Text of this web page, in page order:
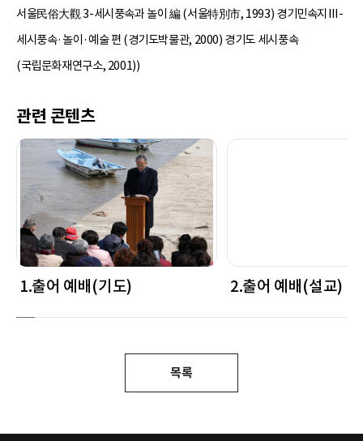
서울民俗大觀 3-세시풍속과 놀이 編 (서울特別市, 1993) 경기민속지Ⅲ-
세시풍속·놀이·예술 편 (경기도박물관, 2000) 경기도 세시풍속
(국립문화재연구소, 2001))
관련 콘텐츠
1.출어 예배(기도) 2.출어 예배(설교)
목록